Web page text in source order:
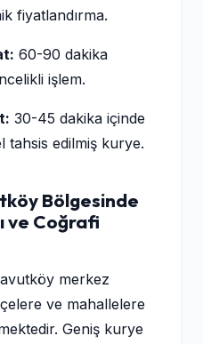
fiyatlandırma.
60-90 dakika
işlem.
30-45 dakika içinde
tahsis edilmiş kurye.
Bölgesinde
ve Coğrafi
merkez
ve mahallelere
Geniş kurye